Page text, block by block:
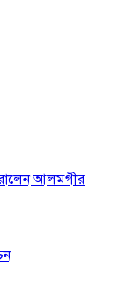
আলমগীর